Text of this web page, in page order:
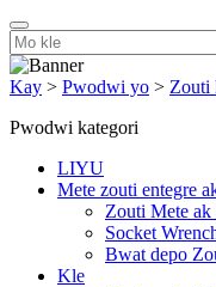
Kay > Pwodwi yo > Zouti
Pwodwi kategori
LIYU
Mete zouti entegre
Zouti Mete
Socket
Bwat depo
Kle